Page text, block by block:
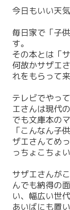
今日もいい天
毎日家で「子
す。
その本とは「
何故かサザエ
れをもらって
テレビでやっ
エさんは現代
でも文庫本の
「こんなん子
ザエさんてめ
っちょこちょ
サザエさんが
んでも納得の
い、幅広い世
あいばにも置